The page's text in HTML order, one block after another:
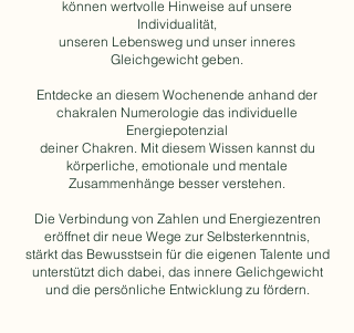
können wertvolle Hinweise auf unsere
Individualität,
unseren Lebensweg und unser inneres
Gleichgewicht geben.
Entdecke an diesem Wochenende anhand der
chakralen Numerologie das individuelle
Energiepotenzial
deiner Chakren. Mit diesem Wissen kannst du
körperliche, emotionale und mentale
Zusammenhänge besser verstehen.
Die Verbindung von Zahlen und Energiezentren
eröffnet dir neue Wege zur Selbsterkenntnis,
stärkt das Bewusstsein für die eigenen Talente und
unterstützt dich dabei, das innere Gelichgewicht
und die persönliche Entwicklung zu fördern.